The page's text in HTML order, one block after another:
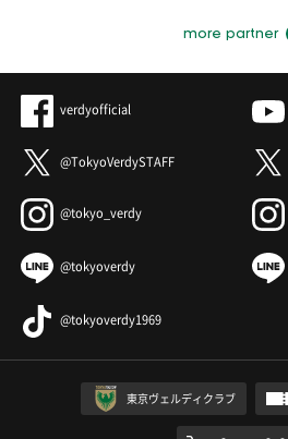
more partner
verdyofficial
@TokyoVerdySTAFF
@tokyo_verdy
@tokyoverdy
@tokyoverdy1969
東京ヴェルディクラブ